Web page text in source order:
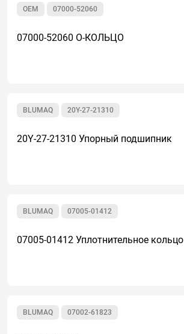
07000-52060
OEM
07000-52060 О-КОЛЬЦО
20Y-27-21310
BLUMAQ
20Y-27-21310 Упорный подшипник
07005-01412
BLUMAQ
07005-01412 Уплотнительное кольцо
07002-61823
BLUMAQ